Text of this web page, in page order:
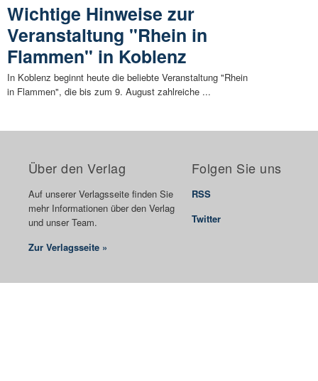
Wichtige Hinweise zur
Veranstaltung "Rhein in
Flammen" in Koblenz
In Koblenz beginnt heute die beliebte Veranstaltung "Rhein
in Flammen", die bis zum 9. August zahlreiche ...
Über den Verlag
Auf unserer Verlagsseite finden Sie
mehr Informationen über den Verlag
und unser Team.
Zur Verlagsseite »
Folgen Sie uns
RSS
Twitter